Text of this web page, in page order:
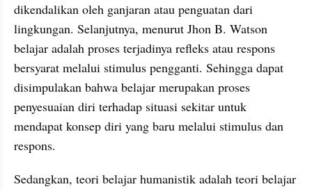
dikendalikan oleh ganjaran atau penguatan dari
lingkungan. Selanjutnya, menurut Jhon B. Watson
belajar adalah proses terjadinya refleks atau respons
bersyarat melalui stimulus pengganti. Sehingga dapat
disimpulakan bahwa belajar merupakan proses
penyesuaian diri terhadap situasi sekitar untuk
mendapat konsep diri yang baru melalui stimulus dan
respons.
Sedangkan, teori belajar humanistik adalah teori belajar